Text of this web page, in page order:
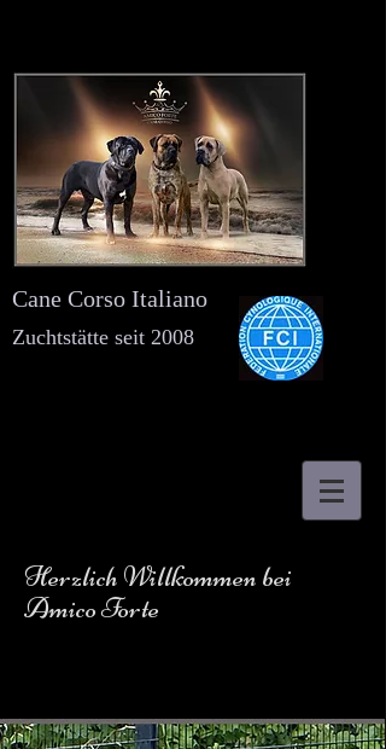
Cane Corso Italiano
Zuchtstätte seit 2008
Herzlich Willkommen bei
Amico Forte